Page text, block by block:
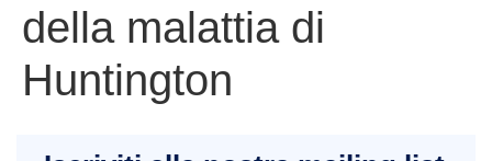
della malattia di
Huntington